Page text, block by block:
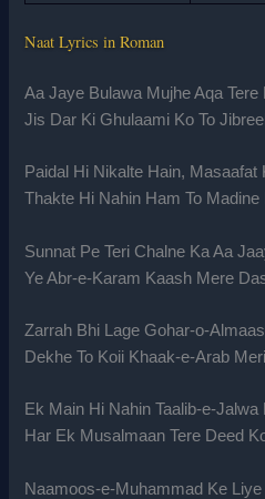
Naat Lyrics in Roman
Aa Jaye Bulawa Mujhe Aqa Tere
Jis Dar Ki Ghulaami Ko To
Paidal Hi Nikalte Hain, Masaafat
Thakte Hi Nahin Ham To Madine
Sunnat Pe Teri Chalne Ka Aa
Ye Abr-e-Karam Kaash Mere
Zarrah Bhi Lage Gohar-o-
Dekhe To Koii Khaak-e-Arab
Ek Main Hi Nahin Taalib-e-Jalwa
Har Ek Musalmaan Tere Deed
Naamoos-e-Muhammad Ke